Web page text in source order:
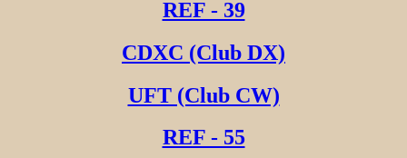
REF - 39
CDXC (Club DX)
UFT (Club CW)
REF - 55